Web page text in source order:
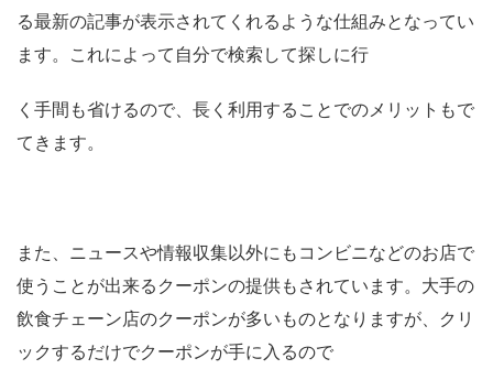
る最新の記事が表示されてくれるような仕組みとなってい
ます。これによって自分で検索して探しに行
く手間も省けるので、長く利用することでのメリットもで
てきます。
また、ニュースや情報収集以外にもコンビニなどのお店で
使うことが出来るクーポンの提供もされています。大手の
飲食チェーン店のクーポンが多いものとなりますが、クリ
ックするだけでクーポンが手に入るので